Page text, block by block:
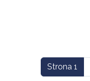
Strona 1